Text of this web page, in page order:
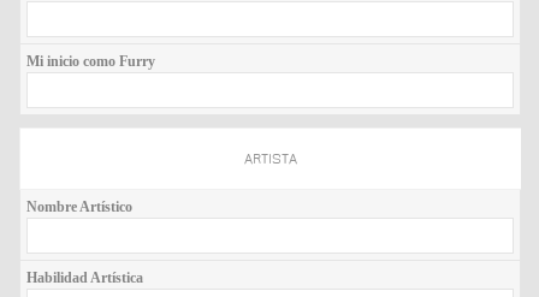
Mi inicio como Furry
ARTISTA
Nombre Artístico
Habilidad Artística